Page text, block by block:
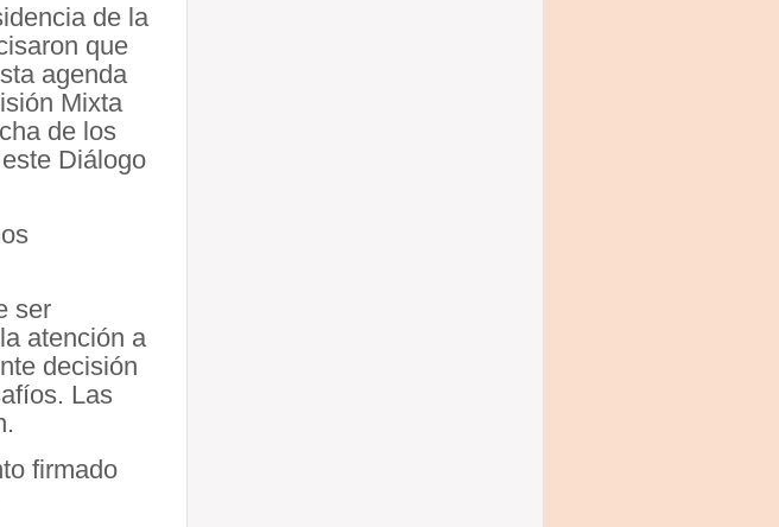
de la
que
agenda
Mixta
de los
Diálogo
ser
atención a
decisión
Las
firmado